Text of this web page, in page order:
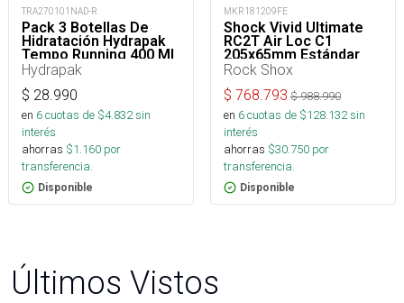
TRA270101NAD-R
Pack 3 Botellas De
Hidratación Hydrapak
Tempo Running 400 Ml
Hydrapak
$ 28.990
en 6cuotas de $4.832sin
interés
ahorras $1.160 por
transferencia.
Disponible
MKR181209FE
Shock Vivid Ultimate
RC2T Air Loc C1
205x65mm Estándar
Trunnion
Rock Shox
$ 768.793 $988.990
en 6cuotas de $128.132sin
interés
ahorras $30.750 por
transferencia.
Disponible
Últimos Vistos